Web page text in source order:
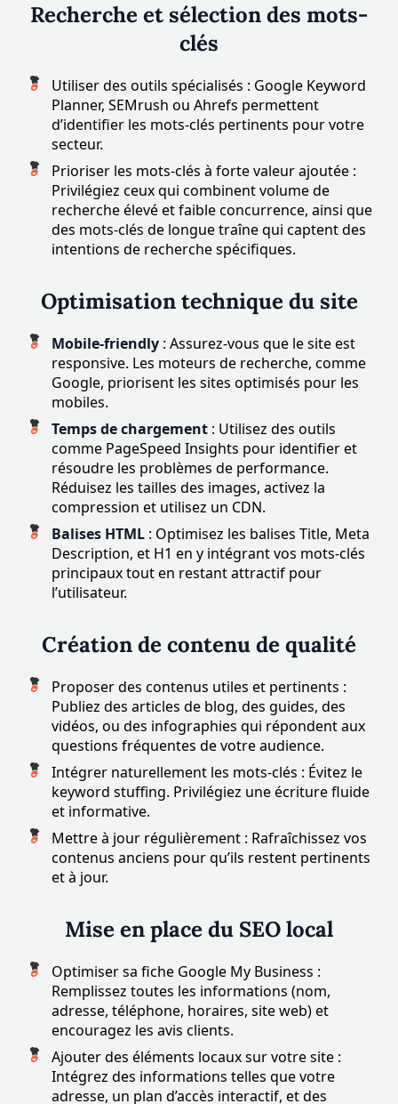
Recherche et sélection des mots-
clés
Utiliser des outils spécialisés : Google Keyword
Planner, SEMrush ou Ahrefs permettent
d’identifier les mots-clés pertinents pour votre
secteur.
Prioriser les mots-clés à forte valeur ajoutée :
Privilégiez ceux qui combinent volume de
recherche élevé et faible concurrence, ainsi que
des mots-clés de longue traîne qui captent des
intentions de recherche spécifiques.
Optimisation technique du site
Mobile-friendly : Assurez-vous que le site est
responsive. Les moteurs de recherche, comme
Google, priorisent les sites optimisés pour les
mobiles.
Temps de chargement : Utilisez des outils
comme PageSpeed Insights pour identifier et
résoudre les problèmes de performance.
Réduisez les tailles des images, activez la
compression et utilisez un CDN.
Balises HTML : Optimisez les balises Title, Meta
Description, et H1 en y intégrant vos mots-clés
principaux tout en restant attractif pour
l’utilisateur.
Création de contenu de qualité
Proposer des contenus utiles et pertinents :
Publiez des articles de blog, des guides, des
vidéos, ou des infographies qui répondent aux
questions fréquentes de votre audience.
Intégrer naturellement les mots-clés : Évitez le
keyword stuffing. Privilégiez une écriture fluide
et informative.
Mettre à jour régulièrement : Rafraîchissez vos
contenus anciens pour qu’ils restent pertinents
et à jour.
Mise en place du SEO local
Optimiser sa fiche Google My Business :
Remplissez toutes les informations (nom,
adresse, téléphone, horaires, site web) et
encouragez les avis clients.
Ajouter des éléments locaux sur votre site :
Intégrez des informations telles que votre
adresse, un plan d’accès interactif, et des